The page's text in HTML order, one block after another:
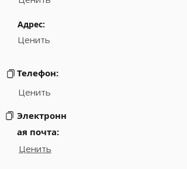
Адрес:
Ценить
Телефон:
Ценить
Электронн
ая почта:
Ценить